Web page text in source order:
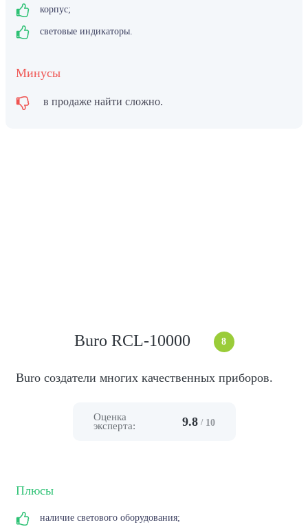
корпус;
световые индикаторы.
Минусы
в продаже найти сложно.
Buro RCL-10000 8
Buro создатели многих качественных приборов.
Оценка
эксперта:
9.8 / 10
Плюсы
наличие светового оборудования;